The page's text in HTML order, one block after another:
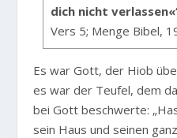
dich nicht
Vers 5; Menge Bibel,
Es war Gott, der Hiob
es war der Teufel, dem
bei Gott beschwerte:
sein Haus und seinen